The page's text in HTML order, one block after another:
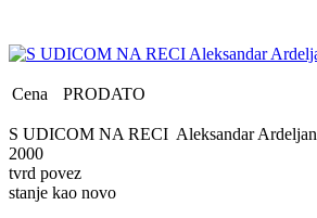
Cena PRODATO
S UDICOM NA RECI Aleksandar Ardeljan
2000
tvrd povez
stanje kao novo